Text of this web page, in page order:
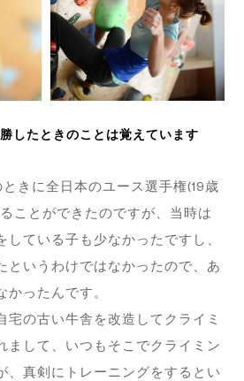
したときのことは覚えています
きに全日本のユース選手権(19歳
ことができたのですが、当時は
している子も少なかったですし、
というわけではなかったので、あ
かったんです。
宅の古い牛舎を改造してクライミ
まして、いつもそこでクライミン
、真剣にトレーニングをするとい